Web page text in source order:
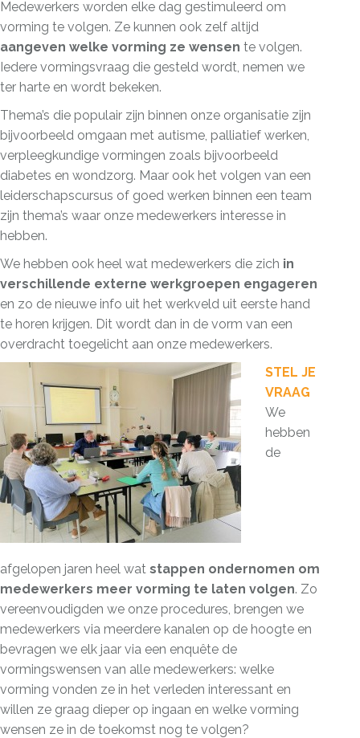
Medewerkers worden elke dag gestimuleerd om
vorming te volgen. Ze kunnen ook zelf altijd
aangeven welke vorming ze wensen te volgen.
Iedere vormingsvraag die gesteld wordt, nemen we
ter harte en wordt bekeken.
Thema’s die populair zijn binnen onze organisatie zijn
bijvoorbeeld omgaan met autisme, palliatief werken,
verpleegkundige vormingen zoals bijvoorbeeld
diabetes en wondzorg. Maar ook het volgen van een
leiderschapscursus of goed werken binnen een team
zijn thema’s waar onze medewerkers interesse in
hebben.
We hebben ook heel wat medewerkers die zich in
verschillende externe werkgroepen engageren
en zo de nieuwe info uit het werkveld uit eerste hand
te horen krijgen. Dit wordt dan in de vorm van een
overdracht toegelicht aan onze medewerkers.
STEL JE
VRAAG
We
hebben
de
afgelopen jaren heel wat stappen ondernomen om
medewerkers meer vorming te laten volgen. Zo
vereenvoudigden we onze procedures, brengen we
medewerkers via meerdere kanalen op de hoogte en
bevragen we elk jaar via een enquête de
vormingswensen van alle medewerkers: welke
vorming vonden ze in het verleden interessant en
willen ze graag dieper op ingaan en welke vorming
wensen ze in de toekomst nog te volgen?